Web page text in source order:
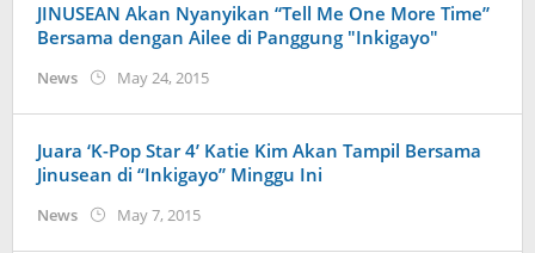
JINUSEAN Akan Nyanyikan “Tell Me One More Time”
Bersama dengan Ailee di Panggung "Inkigayo"
News May 24, 2015by
Juara ‘K-Pop Star 4’ Katie Kim Akan Tampil Bersama
Jinusean di “Inkigayo” Minggu Ini
News May 7, 2015by